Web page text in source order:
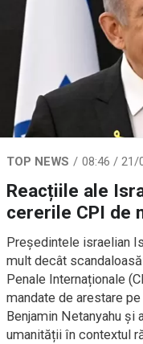
TOP NEWS 08:46 / 21/
Reacțiile ale
cererile CPI de
Președintele israelian
mult decât
Penale Internaționale
mandate de arestare
Benjamin Netanyahu
umanității în contextul